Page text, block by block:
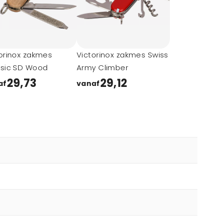
zakmes
SD Wood
29,73
Victorinox zakmes Swiss
Army Climber
vanaf29,12